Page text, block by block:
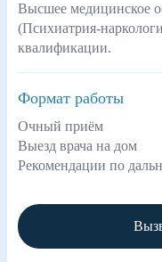
Высшее медицинское
(Психиатрия-
квалификации.
Формат работы
Очный приём
Выезд врача на дом
Рекомендации по